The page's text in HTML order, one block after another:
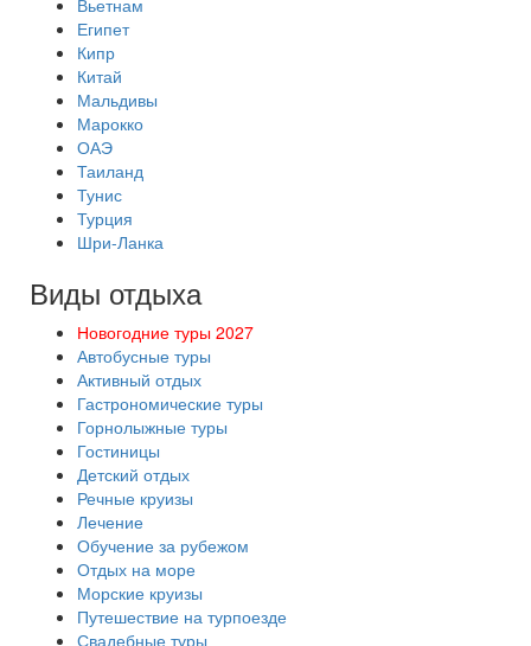
Вьетнам
Египет
Кипр
Китай
Мальдивы
Марокко
ОАЭ
Таиланд
Тунис
Турция
Шри-Ланка
Виды отдыха
Новогодние туры 2027
Автобусные туры
Активный отдых
Гастрономические туры
Горнолыжные туры
Гостиницы
Детский отдых
Речные круизы
Лечение
Обучение за рубежом
Отдых на море
Морские круизы
Путешествие на турпоезде
Свадебные туры